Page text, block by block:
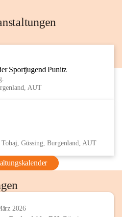
Sportjugend Punitz
AUT
Tobaj, Güssing, Burgenland, AUT
2026